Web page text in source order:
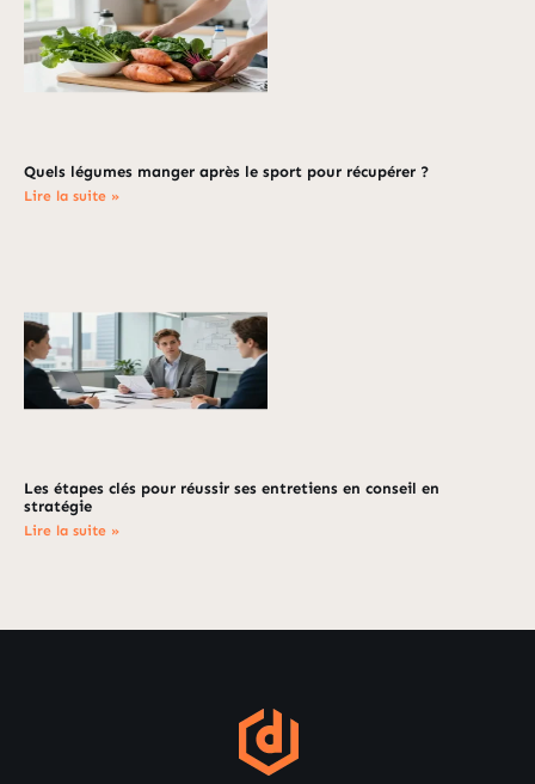
Quels légumes manger après le sport pour récupérer ?
Lire la suite »
Les étapes clés pour réussir ses entretiens en conseil en
stratégie
Lire la suite »